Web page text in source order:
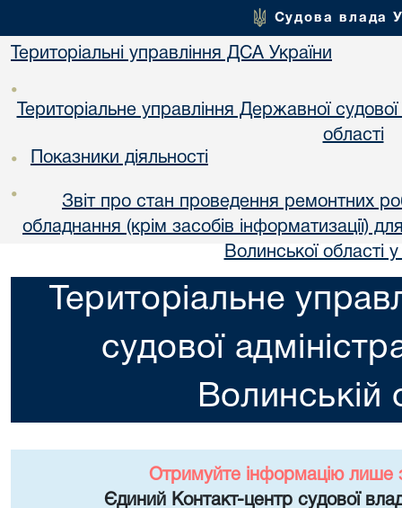
Судова влада
Територіальні управління ДСА України
•
Територіальне управління Державної судової
областi
• Показники діяльності
•
Звіт про стан проведення ремонтних
обладнання (крім засобів інформатизації)
Волинської області
Територіальне
судової
Волинській
Отримуйте інформацію лише
Єдиний Контакт-центр судової